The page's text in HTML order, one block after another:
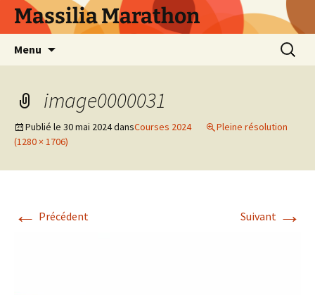
AllerMassilia Marathon
Menu
image0000031
Publié le 30 mai 2024dansCourses 2024
Pleine résolution
(1280 × 1706)
← Précédent Suivant →